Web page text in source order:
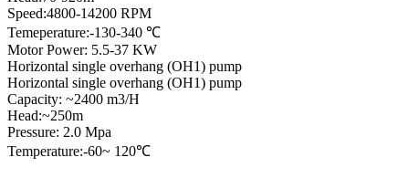
Speed:4800-14200 RPM
Temeperature:-130-340 ℃
Motor Power: 5.5-37 KW
Horizontal single overhang (OH1) pump
Horizontal single overhang (OH1) pump
Capacity: ~2400 m3/H
Head:~250m
Pressure: 2.0 Mpa
Temperature:-60~ 120℃